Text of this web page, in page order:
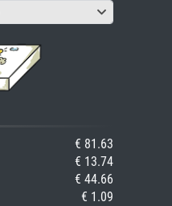
€ 81.63
€ 13.74
€ 44.66
€ 1.09